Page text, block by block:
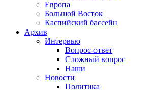
Европа
Большой Восток
Каспийский бассейн
Архив
Интервью
Вопрос-ответ
Сложный вопрос
Наши
Новости
Политика